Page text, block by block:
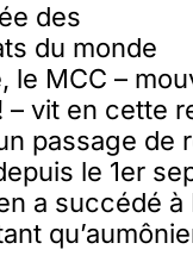
des
du monde
le MCC –
– vit en cette
passage de
le 1er
a succédé à